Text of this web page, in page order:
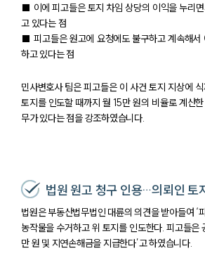
■ 이에 피고들은 토지 차임 상당의 이익을 누리
고 있다는 점
■ 피고들은 원고에 요청에도 불구하고 계속해서
하고 있다는 점
민사변호사 팀은 피고들은 이 사건 토지 지상에
토지를 인도할 때까지 월 15만 원의 비율로 계산
무가 있다는 점을 강조하였습니다.
법원 원고 청구 인용…의뢰인 토
법원은 부동산법무법인 대륜의 의견을 받아들여 ‘
농작물을 수거하고 위 토지를 인도한다. 피고들
만 원 및 지연손해금을 지급한다’고 하였습니다.